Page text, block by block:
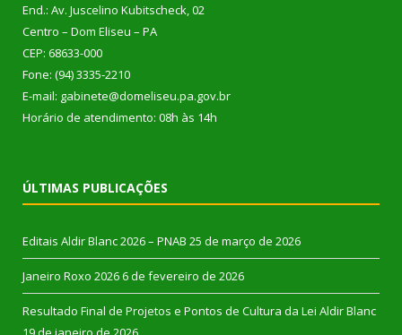
End.: Av. Juscelino Kubitscheck, 02
Centro – Dom Eliseu – PA
CEP: 68633-000
Fone: (94) 3335-2210
E-mail: gabinete@domeliseu.pa.gov.br
Horário de atendimento: 08h às 14h
ÚLTIMAS PUBLICAÇÕES
Editais Aldir Blanc 2026 – PNAB 25 de março de 2026
Janeiro Roxo 2026 6 de fevereiro de 2026
Resultado Final de Projetos e Pontos de Cultura da Lei Aldir Blanc